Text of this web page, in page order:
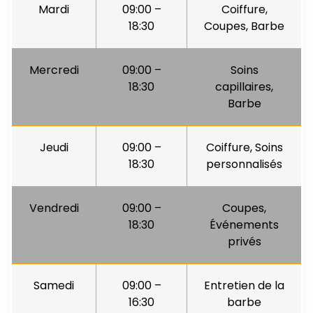
Mardi
09:00 –
18:30
Coiffure,
Coupes, Barbe
Mercredi
09:00 –
18:30
Soins
capillaires,
Barbe
Jeudi
09:00 –
18:30
Coiffure, Soins
personnalisés
Vendredi
09:00 –
18:30
Coupes,
Événements
privés
Samedi
09:00 –
16:30
Entretien de la
barbe